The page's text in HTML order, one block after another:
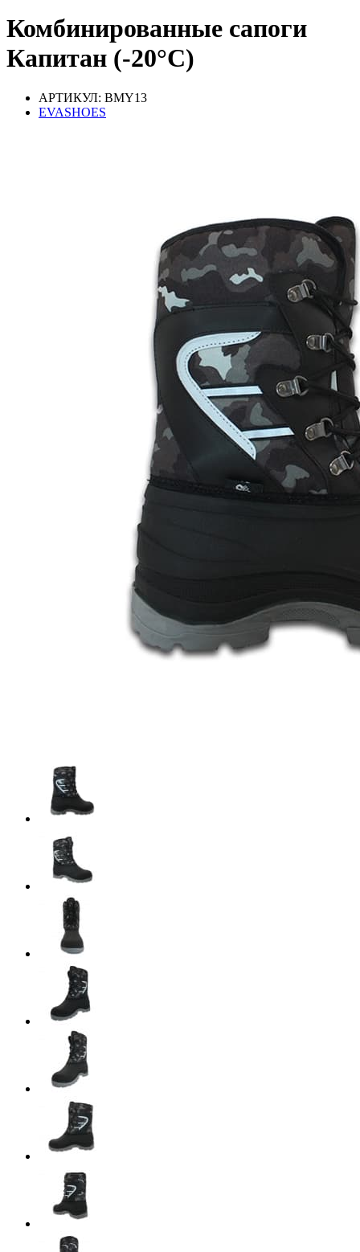
Комбинированные сапоги
Капитан (-20°С)
АРТИКУЛ: BMY13
EVASHOES